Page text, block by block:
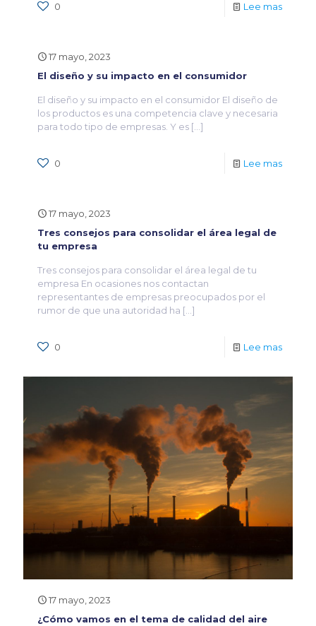
0 Lee mas
17 mayo, 2023
El diseño y su impacto en el consumidor
El diseño y su impacto en el consumidor El diseño de
los productos es una competencia clave y necesaria
para todo tipo de empresas. Y es […]
0 Lee mas
17 mayo, 2023
Tres consejos para consolidar el área legal de
tu empresa
Tres consejos para consolidar el área legal de tu
empresa En ocasiones nos contactan
representantes de empresas preocupados por el
rumor de que una autoridad ha […]
0 Lee mas
17 mayo, 2023
¿Cómo vamos en el tema de calidad del aire